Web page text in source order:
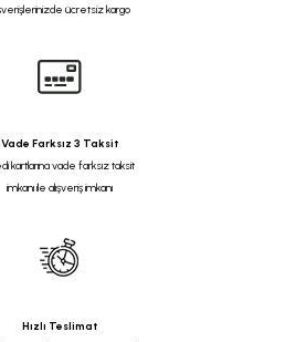
ücretsiz kargo
Vade Farksız 3 Taksit
kartlarına vade farksız taksit
imkanı ile alışveriş imkanı
Hızlı Teslimat